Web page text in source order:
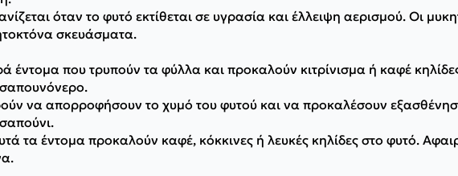
όταν το φυτό εκτίθεται σε υγρασία και έλλειψη αερισμού. Οι
σκευάσματα.
έντομα που τρυπούν τα φύλλα και προκαλούν κιτρίνισμα ή καφέ
να απορροφήσουν το χυμό του φυτού και να προκαλέσουν
τα έντομα προκαλούν καφέ, κόκκινες ή λευκές κηλίδες στο φυτό.